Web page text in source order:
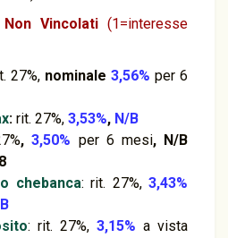
Vincolati(1=interesse
27%, nominale 3,56% per 6
: rit. 27%, 3,53%, N/B
,3,50% per 6 mesi, N/B
chebanca: rit. 27%,3,43%
: rit. 27%, 3,15% a vista